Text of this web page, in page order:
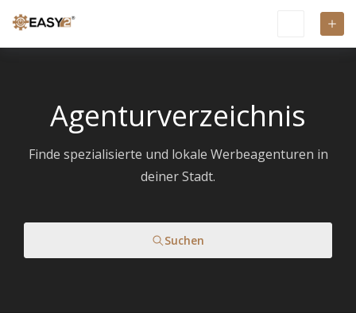
Agenturverzeichnis
Finde spezialisierte und lokale Werbeagenturen in
deiner Stadt.
Suchen